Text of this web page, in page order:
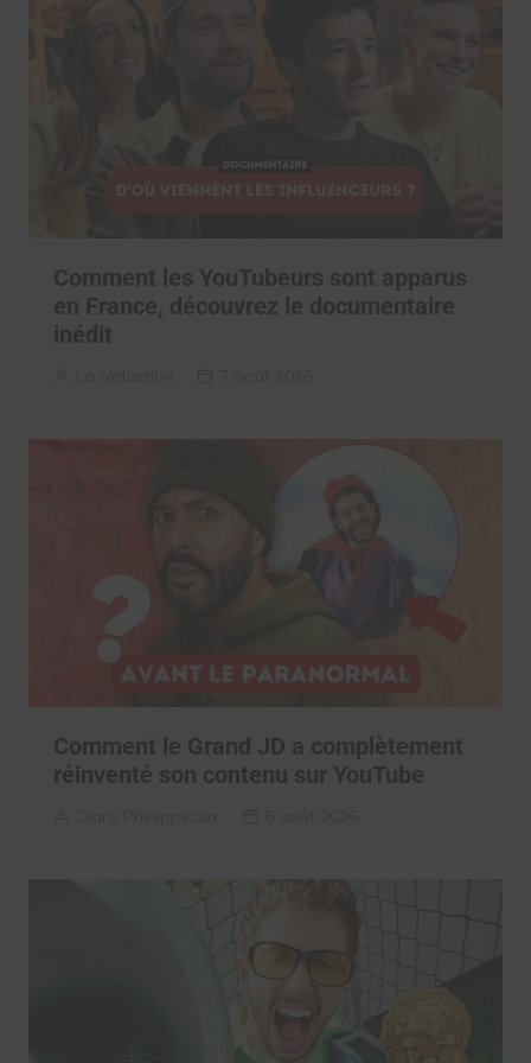
Comment les YouTubeurs sont apparus
en France, découvrez le documentaire
inédit
Comment le Grand JD a complètement
réinventé son contenu sur YouTube